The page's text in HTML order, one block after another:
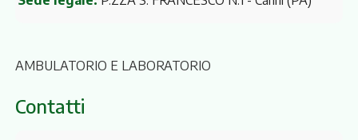
AMBULATORIO E LABORATORIO
Contatti